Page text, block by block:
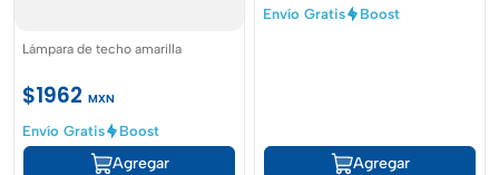
Lámpara de techo amarilla
$1962 MXN
Envío Gratis
Boost
Agregar
Envío Gratis
Boost
Agregar